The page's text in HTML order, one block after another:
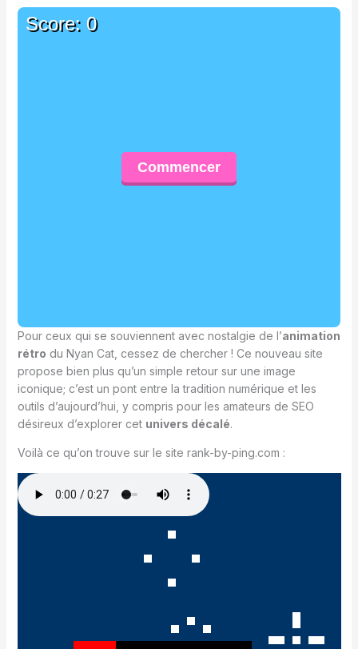
Score: 0
Commencer
Pour ceux qui se souviennent avec nostalgie de l’animation
rétro du Nyan Cat, cessez de chercher ! Ce nouveau site
propose bien plus qu’un simple retour sur une image
iconique; c’est un pont entre la tradition numérique et les
outils d’aujourd’hui, y compris pour les amateurs de SEO
désireux d’explorer cet univers décalé.
Voilà ce qu’on trouve sur le site rank-by-ping.com :